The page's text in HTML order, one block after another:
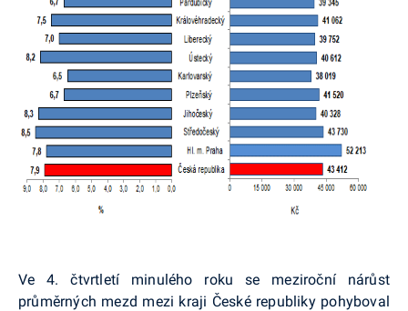
Ve 4. čtvrtletí minulého roku se meziroční nárůst
průměrných mezd mezi kraji České republiky pohyboval